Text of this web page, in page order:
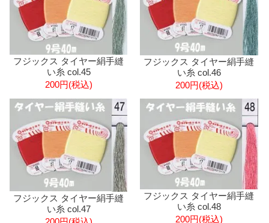
フジックス タイヤー絹手縫
い糸 col.45
200円(税込)
フジックス タイヤー絹手縫
い糸 col.46
200円(税込)
フジックス タイヤー絹手縫
い糸 col.47
フジックス タイヤー絹手縫
い糸 col.48
200円(税込)